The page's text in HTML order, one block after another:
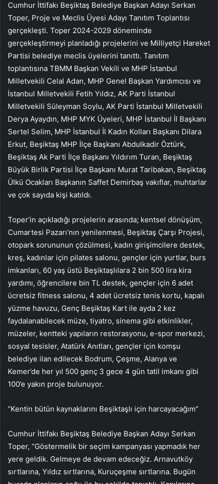
Cumhur İttifakı Beşiktaş Belediye Başkan Adayı Serkan
Toper, Proje ve Meclis Üyesi Adayı Tanıtım Toplantısı
gerçekleşti. Toper 2024-2029 döneminde
gerçekleştirmeyi planladığı projelerini ve Milliyetçi Hareket
Partisi belediye meclis üyelerini tanıttı. Tanıtım
toplantısına TBMM Başkan Vekili ve MHP İstanbul
Milletvekili Celal Adan, MHP Genel Başkan Yardımcısı ve
İstanbul Milletvekili Fetih Yıldız, AK Parti İstanbul
Milletvekili Süleyman Soylu, AK Parti İstanbul Milletvekili
Derya Ayaydın, MHP MYK Üyeleri, MHP İstanbul İl Başkanı
Sertel Selim, MHP İstanbul İl Kadın Kolları Başkanı Dilara
Erkut, Beşiktaş MHP İlçe Başkanı Abdulkadir Öztürk,
Beşiktaş Ak Parti İlçe Başkanı Yıldırım Turan, Beşiktaş
Büyük Birlik Partisi İlçe Başkanı Murat Taribakan, Beşiktaş
Ülkü Ocakları Başkanın Saffet Demirbaş vakıflar, muhtarlar
ve çok sayıda kişi katıldı.
Toper’in açıkladığı projelerin arasında; kentsel dönüşüm,
Cumartesi Pazarı’nın yenilenmesi, Beşiktaş Çarşı Projesi,
otopark sorununun çözülmesi, kadın girişimcilere destek,
kreş, kadınlar için pilates salonu, gençler için yurtlar, burs
imkanları, 60 yaş üstü Beşiktaşlılara 2 bin 500 lira kira
yardımı, öğrencilere bin TL destek, gençler için 6 adet
ücretsiz fitness salonu, 4 adet ücretsiz tenis kortu, kapalı
yüzme havuzu, Genç Beşiktaş Kart ile ayda 2 kez
faydalanabilecek müze, tiyatro, sinema gibi etkinlikler,
müzeler, kentteki yapıların restorasyonu, e-spor merkezi,
sosyal tesisler, Atatürk Anıtları, gençler için komşu
belediye ilan edilecek Bodrum, Çeşme, Alanya ve
Kemer’de her yıl 500 genç 3 gece 4 gün tatil imkanı gibi
100’e yakın proje bulunuyor.
“Kentin bütün kaynaklarını Beşiktaşlı için harcayacağım”
Cumhur İttifakı Beşiktaş Belediye Başkan Adayı Serkan
Toper, “Göstermelik bir seçim kampanyası yapmadık her
yere geldik. Gelmeye de devam edeceğiz. Arnavutköy
sırtlarına, Yıldız sırtlarına, Kuruçeşme sırtlarına. Bugün